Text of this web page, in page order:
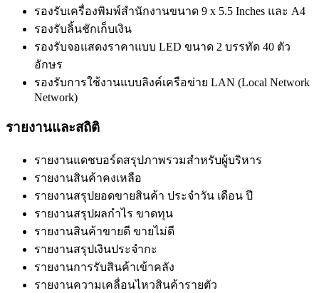
รองรับเครื่องพิมพ์สำนักงานขนาด 9 x 5.5 Inches และ A4
รองรับลิ้นชักเก็บเงิน
รองรับจอแสดงราคาแบบ LED ขนาด 2 บรรทัด 40 ตัว
อักษร
รองรับการใช้งานแบบลิงค์เครือข่าย LAN (Local Network
Network)
รายงานและสถิติ
รายงานแดชบอร์ดสรุปภาพรวมสำหรับผู้บริหาร
รายงานสินค้าคงเหลือ
รายงานสรุปยอดขายสินค้า ประจำวัน เดือน ปี
รายงานสรุปผลกำไร ขาดทุน
รายงานสินค้าขายดี ขายไม่ดี
รายงานสรุปเงินประจำกะ
รายงานการรับสินค้าเข้าคลัง
รายงานความเคลื่อนไหวสินค้ารายตัว